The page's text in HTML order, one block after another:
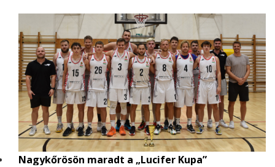
Nagykőrösön maradt a „Lucifer Kupa”